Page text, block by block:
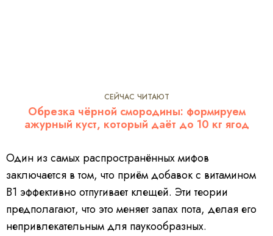
СЕЙЧАС ЧИТАЮТ
Обрезка чёрной смородины: формируем
ажурный куст, который даёт до 10 кг ягод
Один из самых распространённых мифов
заключается в том, что приём добавок с витамином
B1 эффективно отпугивает клещей. Эти теории
предполагают, что это меняет запах пота, делая его
непривлекательным для паукообразных.